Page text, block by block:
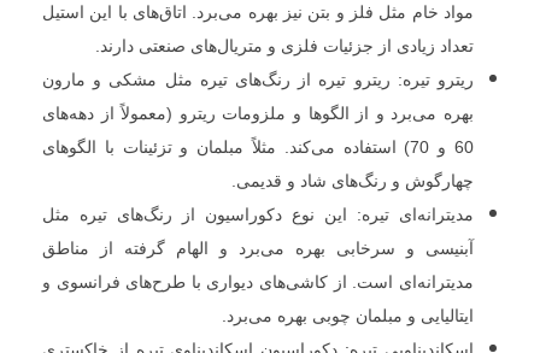
مواد خام مثل فلز و بتن نیز بهره می‌برد. اتاق‌های با این استیل
تعداد زیادی از جزئیات فلزی و متریال‌های صنعتی دارند.
ریترو تیره: ریترو تیره از رنگ‌های تیره مثل مشکی و مارون
بهره می‌برد و از الگوها و ملزومات ریترو (معمولاً از دهه‌های
60 و 70) استفاده می‌کند. مثلاً مبلمان و تزئینات با الگوهای
چهارگوش و رنگ‌های شاد و قدیمی.
مدیترانه‌ای تیره: این نوع دکوراسیون از رنگ‌های تیره مثل
آبنیسی و سرخابی بهره می‌برد و الهام گرفته از مناطق
مدیترانه‌ای است. از کاشی‌های دیواری با طرح‌های فرانسوی و
ایتالیایی و مبلمان چوبی بهره می‌برد.